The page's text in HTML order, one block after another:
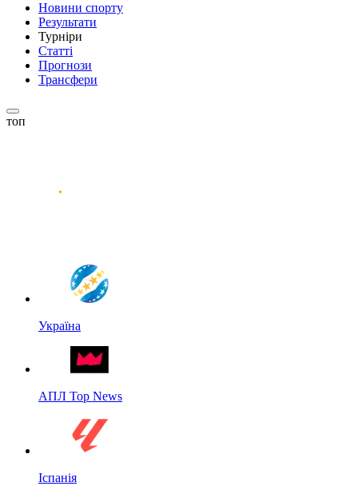
Новини спорту
Результати
Турніри
Статті
Прогнози
Трансфери
топ
Україна
АПЛ Top News
Іспанія